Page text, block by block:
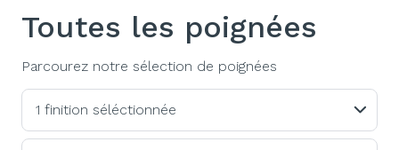
Toutes les poignées
Parcourez notre sélection de poignées
1 finition séléctionnée